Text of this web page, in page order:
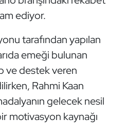
ediyor.
tarafından yapılan
emeği bulunan
ve destek veren
Rahmi Kaan
gelecek nesil
motivasyon kaynağı